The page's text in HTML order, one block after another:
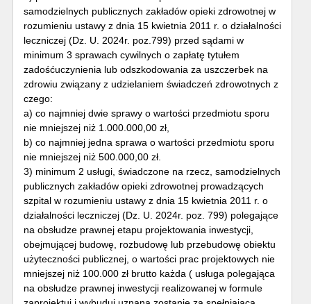
samodzielnych publicznych zakładów opieki zdrowotnej w
rozumieniu ustawy z dnia 15 kwietnia 2011 r. o działalności
leczniczej (Dz. U. 2024r. poz.799) przed sądami w
minimum 3 sprawach cywilnych o zapłatę tytułem
zadośćuczynienia lub odszkodowania za uszczerbek na
zdrowiu związany z udzielaniem świadczeń zdrowotnych z
czego:
a) co najmniej dwie sprawy o wartości przedmiotu sporu
nie mniejszej niż 1.000.000,00 zł,
b) co najmniej jedna sprawa o wartości przedmiotu sporu
nie mniejszej niż 500.000,00 zł.
3) minimum 2 usługi, świadczone na rzecz, samodzielnych
publicznych zakładów opieki zdrowotnej prowadzących
szpital w rozumieniu ustawy z dnia 15 kwietnia 2011 r. o
działalności leczniczej (Dz. U. 2024r. poz. 799) polegające
na obsłudze prawnej etapu projektowania inwestycji,
obejmującej budowę, rozbudowę lub przebudowę obiektu
użyteczności publicznej, o wartości prac projektowych nie
mniejszej niż 100.000 zł brutto każda ( usługa polegająca
na obsłudze prawnej inwestycji realizowanej w formule